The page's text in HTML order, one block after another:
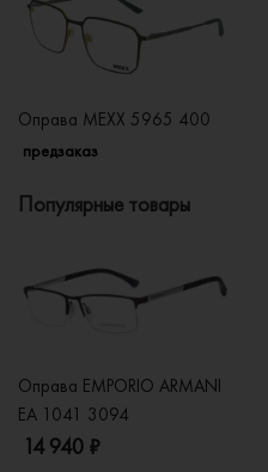
Оправа MEXX 5965 400
предзаказ
Популярные товары
Оправа EMPORIO ARMANI
EA 1041 3094
14 940 ₽